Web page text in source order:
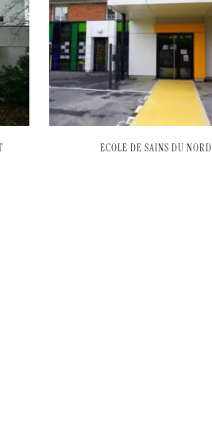
ECOLE DE SAINS DU NORD